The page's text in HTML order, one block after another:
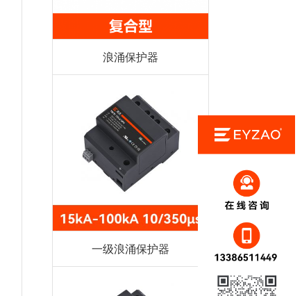
浪涌保护器
一级浪涌保护器